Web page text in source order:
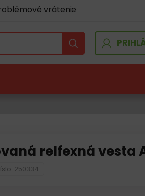
vrátenie
relfexná vesta
250334